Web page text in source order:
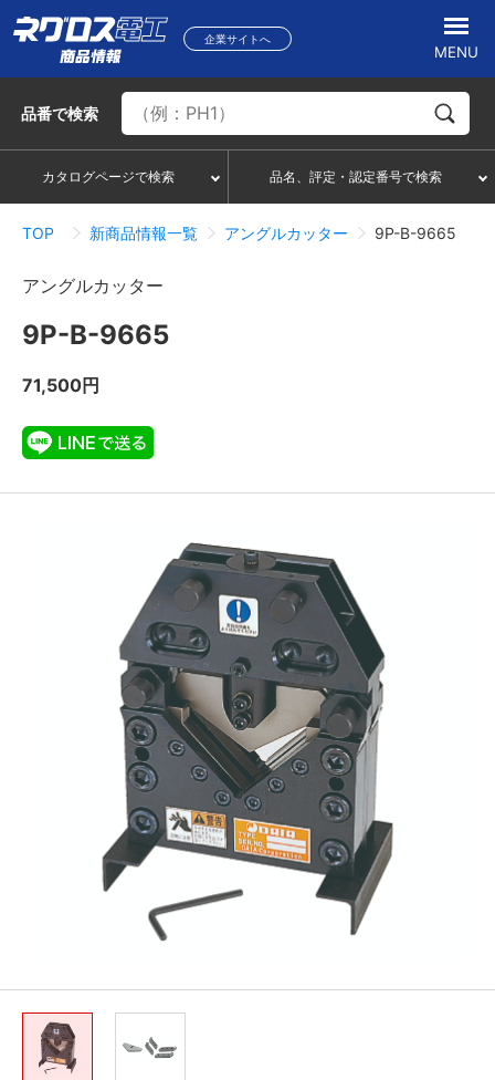
企業サイトへ
MENU
品番で検索
カタログページで検索 品名、評定・認定番号で検索
TOP 新商品情報一覧 アングルカッター 9P-B-9665
アングルカッター
9P-B-9665
71,500円